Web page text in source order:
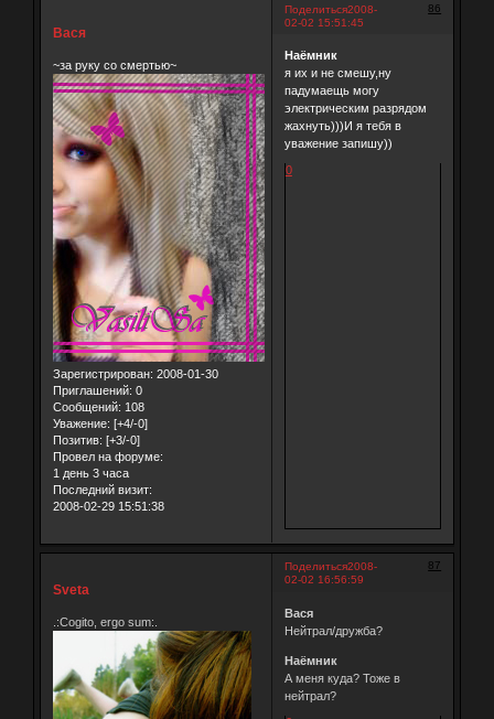
Поделиться 86
2008-
02-02 15:51:45
Вася
~за руку со смертью~
Зарегистрирован: 2008-01-30
Приглашений: 0
Сообщений: 108
Уважение: [+4/-0]
Позитив: [+3/-0]
Провел на форуме:
1 день 3 часа
Последний визит:
2008-02-29 15:51:38
Наёмник
я их и не смешу,ну
падумаещь могу
электрическим разрядом
жахнуть)))И я тебя в
уважение запишу))
0
Поделиться 87
2008-
02-02 16:56:59
Sveta
.:Cogito, ergo sum:.
Вася
Нейтрал/дружба?
Наёмник
А меня куда? Тоже в
нейтрал?